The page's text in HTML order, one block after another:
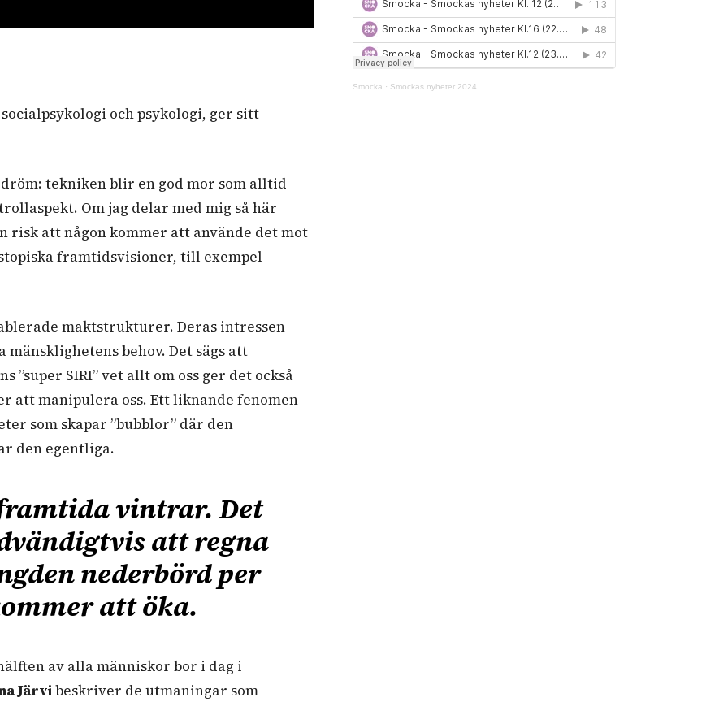
och psykologi, ger sitt
tekniken blir en god mor som alltid
Om jag delar med mig så här
att någon kommer att använde det mot
framtidsvisioner, till exempel
maktstrukturer. Deras intressen
behov. Det sägs att
SIRI” vet allt om oss ger det också
att manipulera oss. Ett liknande fenomen
som skapar ”bubblor” där den
den egentliga.
vintrar. Det
att regna
nederbörd per
att öka.
av alla människor bor i dag i
Järvibeskriver de utmaningar som
Smocka · Smockas nyheter 2024